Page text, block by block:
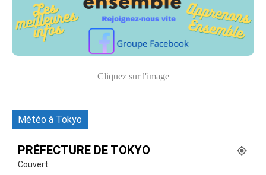
Cliquez sur l'image
Météo à Tokyo
PRÉFECTURE DE TOKYO
Couvert